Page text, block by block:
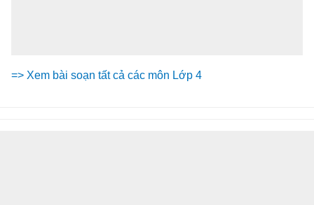
=> Xem bài soạn tất cả các môn Lớp 4